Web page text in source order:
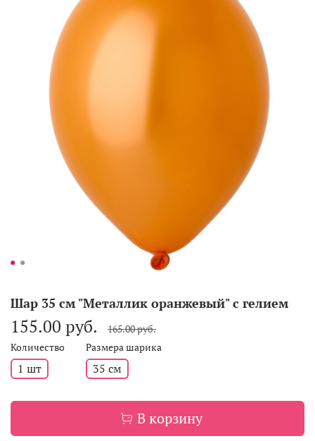
Шар 35 см "Металлик оранжевый" с гелием
155.00 руб.
165.00 руб.
Количество
1 шт
Размера шарика
35 см
В корзину